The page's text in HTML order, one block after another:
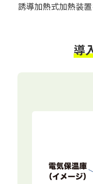
誘導加熱式加熱装
導